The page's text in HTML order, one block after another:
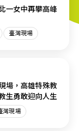
一女中再攀高峰
臺灣現場
場，高雄特殊教
生勇敢迎向人生
灣現場